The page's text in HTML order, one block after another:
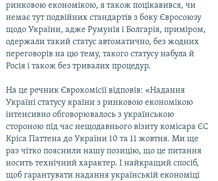
ринковою економікою, я також поцікавився, чи
немає тут подвійних стандартів з боку Євросоюзу
щодо України, адже Румунія і Болгарія, приміром,
одержали такий статус автоматично, без жодних
переговорів на цю тему, такого статусу набула й
Росія і також без тривалих процедур.
На це речник Єврокомісії відповів: «Надання
Україні статусу країни з ринковою економікою
інтенсивно обговорювалось з українською
стороною під час нещодавнього візиту комісара ЄС
Кріса Паттена до України 10 та 11 жовтня. Ми ще
раз чітко пояснили нашу позицію, що це питання
носить технічний характер. І найкращий спосіб,
щоб гарантувати надання українській економіці